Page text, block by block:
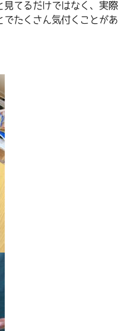
見てるだけではなく、実際
でたくさん気付くことがあ